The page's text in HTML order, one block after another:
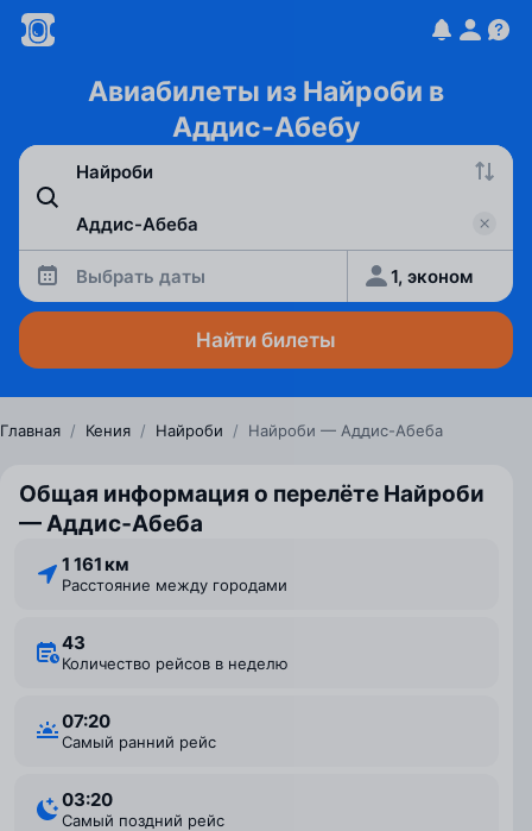
Авиабилеты из Найроби в
Аддис-Абебу
Выбрать даты 1, эконом
Найти билеты
Главная / Кения / Найроби / Найроби — Аддис-Абеба
Общая информация о перелёте Найроби
— Аддис‑Абеба
1 161 км
Расстояние между городами
43
Количество рейсов в неделю
07:20
Самый ранний рейс
03:20
Самый поздний рейс